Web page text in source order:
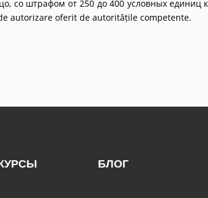
со штрафом от 250 до 400 условных
autorizare oferit de autoritățile competente.
БЛОГ